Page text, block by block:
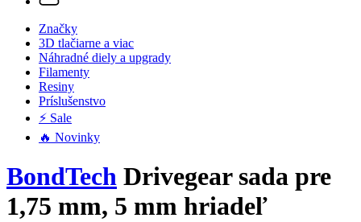
Značky
3D tlačiarne a viac
Náhradné diely a upgrady
Filamenty
Resiny
Príslušenstvo
⚡ Sale
🔥 Novinky
BondTech Drivegear sada pre
1,75 mm, 5 mm hriadeľ